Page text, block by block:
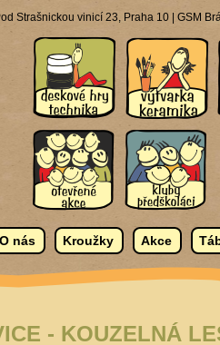
Strašnickou vinicí 23, Praha 10 | GSM
O nás Kroužky Akce
- KOUZELNÁ